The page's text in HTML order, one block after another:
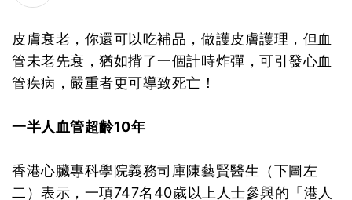
皮膚衰老，你還可以吃補品，做護皮膚護理，但血
管未老先衰，猶如揹了一個計時炸彈，可引發心血
管疾病，嚴重者更可導致死亡！
一半人血管超齡10年
香港心臟專科學院義務司庫陳藝賢醫生（下圖左
二）表示，一項747名40歲以上人士參與的「港人